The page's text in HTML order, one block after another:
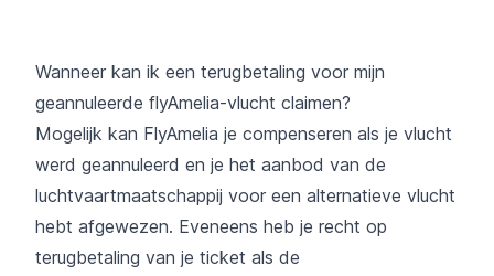
Wanneer kan ik een terugbetaling voor mijn
geannuleerde flyAmelia-vlucht claimen?
Mogelijk kan FlyAmelia je compenseren als je vlucht
werd geannuleerd en je het aanbod van de
luchtvaartmaatschappij voor een alternatieve vlucht
hebt afgewezen. Eveneens heb je recht op
terugbetaling van je ticket als de